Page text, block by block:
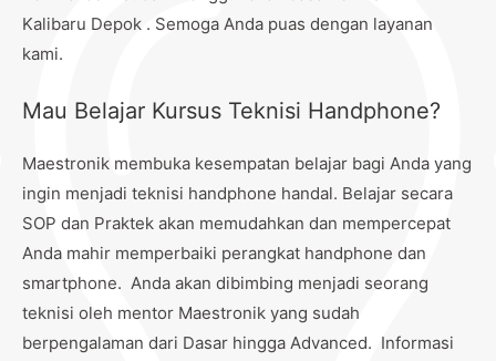
Kalibaru Depok . Semoga Anda puas dengan layanan
kami.
Mau Belajar Kursus Teknisi Handphone?
Maestronik membuka kesempatan belajar bagi Anda yang
ingin menjadi teknisi handphone handal. Belajar secara
SOP dan Praktek akan memudahkan dan mempercepat
Anda mahir memperbaiki perangkat handphone dan
smartphone. Anda akan dibimbing menjadi seorang
teknisi oleh mentor Maestronik yang sudah
berpengalaman dari Dasar hingga Advanced. Informasi